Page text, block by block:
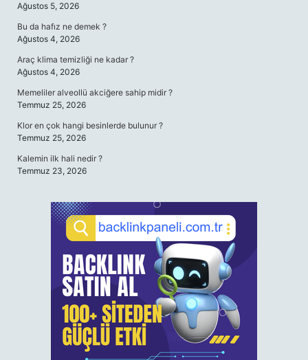
Ağustos 5, 2026
Bu da hafız ne demek ?
Ağustos 4, 2026
Araç klima temizliği ne kadar ?
Ağustos 4, 2026
Memeliler alveollü akciğere sahip midir ?
Temmuz 25, 2026
Klor en çok hangi besinlerde bulunur ?
Temmuz 25, 2026
Kalemin ilk hali nedir ?
Temmuz 23, 2026